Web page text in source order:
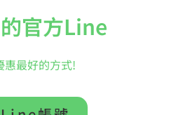
奏家菁萃系列 震音鐵琴槌
官方Line
惠最好的方式!